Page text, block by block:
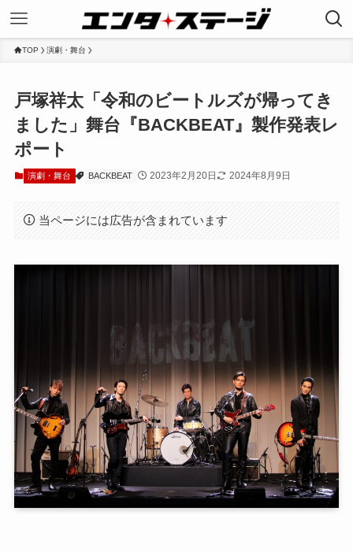
TOP 演劇・舞台
戸塚祥太「令和のビートルズが帰ってき
ました」舞台『BACKBEAT』製作発表レ
ポート
演劇・舞台 BACKBEAT 2023年2月20日 2024年8月9日
当ページには広告が含まれています